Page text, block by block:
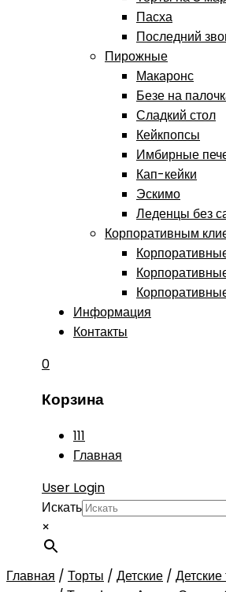
Пасха
Последний
Пирожные
Макаронс
Безе на
Сладкий стол
Кейкпопсы
Имбирные
Кап-кейки
Эскимо
Леденцы без
Корпоративным
Информация
Контакты
0
Корзина
111
Главная
User Login
Искать
×
Главная / Торты / Детские /